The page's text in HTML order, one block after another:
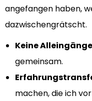
angefangen haben,
dazwischengrätscht.
Keine
gemeinsam.
machen, die ich